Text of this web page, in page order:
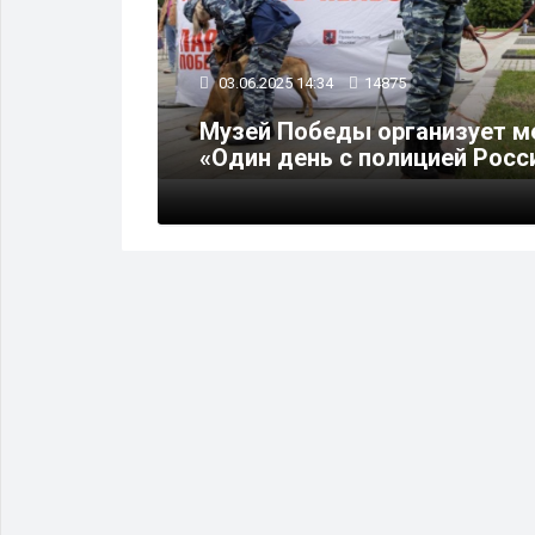
03.06.2025 14:34 14875
Музей Победы организует
«Один день с полицией